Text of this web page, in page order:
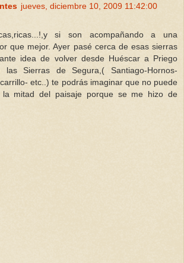
jueves, diciembre 10, 2009 11:42:00
si son acompañando a una
que mejor. Ayer pasé cerca de esas sierras
idea de volver desde Huéscar a Priego
las Sierras de Segura,( Santiago-Hornos-
etc..) te podrás imaginar que no puede
la mitad del paisaje porque se me hizo de